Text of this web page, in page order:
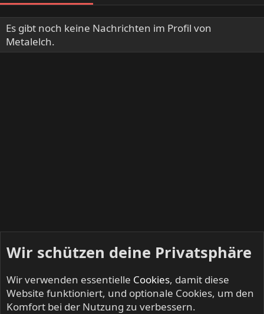
Es gibt noch keine Nachrichten im Profil von
Metalelch.
Wir schützen deine Privatsphäre
Wir verwenden essentielle Cookies, damit diese
Website funktioniert, und optionale Cookies, um den
Komfort bei der Nutzung zu verbessern.